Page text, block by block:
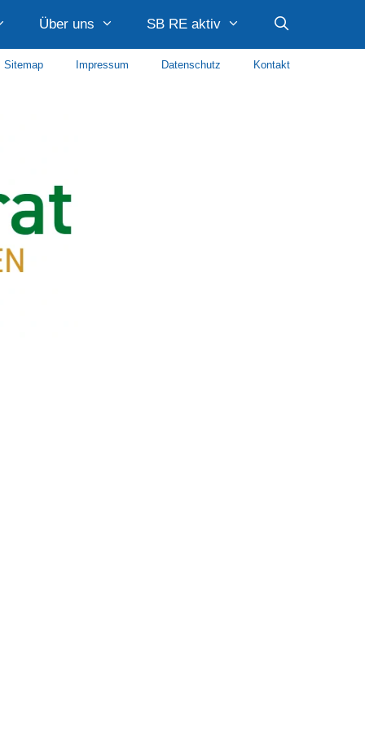
Über uns
Diakonie im Kirchenkreis Recklinghausen
AWO Paulusquartier
Quartier Hillerheide Caritas
SB RE aktiv
Sitemap Impressum Datenschutz Kontakt